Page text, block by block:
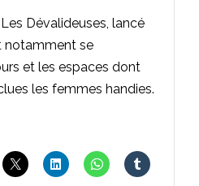
Dévalideuses, lancé
notamment se
et les espaces dont
les femmes handies.